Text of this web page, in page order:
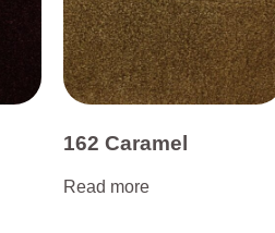
162 Caramel
Read more